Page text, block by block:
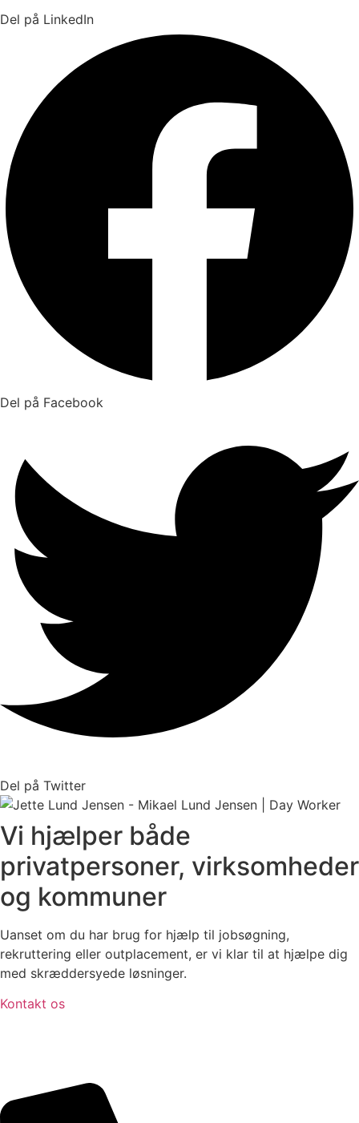
Del på LinkedIn
Del på Facebook
Del på Twitter
Vi hjælper både
privatpersoner, virksomheder
og kommuner
Uanset om du har brug for hjælp til jobsøgning,
rekruttering eller outplacement, er vi klar til at hjælpe dig
med skræddersyede løsninger.
Kontakt os